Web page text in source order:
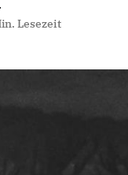
Lesezeit